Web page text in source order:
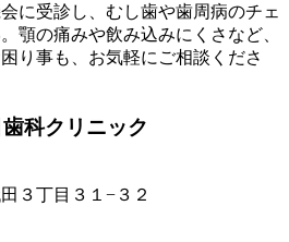
に受診し、むし歯や歯周病のチェ
顎の痛みや飲み込みにくさなど、
り事も、お気軽にご相談くださ
３丁目３１−３２